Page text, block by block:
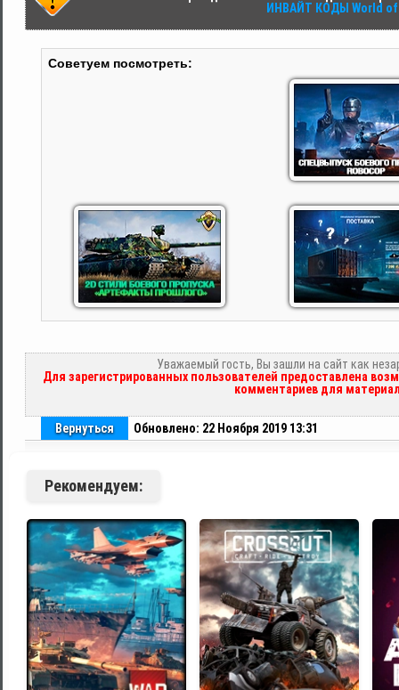
ИНВАЙТ КОДЫ World
Советуем посмотреть:
Уважаемый гость, Вы зашли на сайт как
Для зарегистрированных пользователей предоставлена
комментариев для
Вернуться Обновлено: 22 Ноября 2019 13:31
Рекомендуем: